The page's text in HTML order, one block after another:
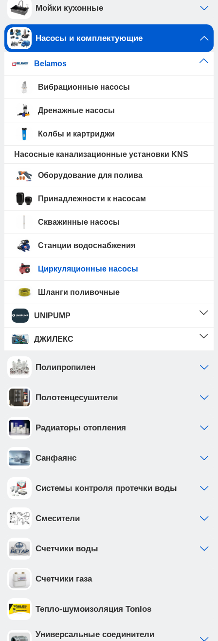
Мойки кухонные
Насосы и комплектующие
Belamos
Вибрационные насосы
Дренажные насосы
Колбы и картриджи
Насосные канализационные установки KNS
Оборудование для полива
Принадлежности к насосам
Скважинные насосы
Станции водоснабжения
Циркуляционные насосы
Шланги поливочные
UNIPUMP
ДЖИЛЕКС
Полипропилен
Полотенцесушители
Радиаторы отопления
Санфаянс
Системы контроля протечки воды
Смесители
Счетчики воды
Счетчики газа
Тепло-шумоизоляция Tonlos
Универсальные соединители